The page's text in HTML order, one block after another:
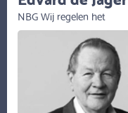
NBG Wij regelen het